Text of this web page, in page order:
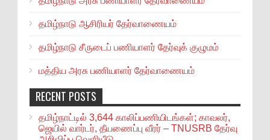
தமிழ்நாடு ஆசிரியர் தேர்வாணையம்
தமிழ்நாடு சீருடைப் பணியாளர் தேர்வுக் குழுமம்
மத்திய அரசு பணியாளர் தேர்வாணையம்
RECENT POSTS
தமிழ்நாட்டில் 3,644 காலிப்பணியிடங்கள்; காவலர்,
ஜெயில் வார்டர், தீயணைப்பு வீரர் – TNUSRB தேர்வு